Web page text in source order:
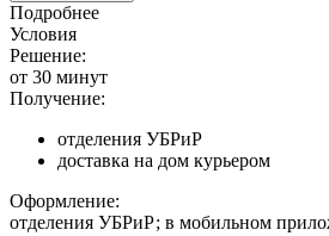
Подробнее
Условия
Решение:
от 30 минут
Получение:
отделения УБРиР
доставка на дом курьером
Оформление:
отделения УБРиР; в мобильном